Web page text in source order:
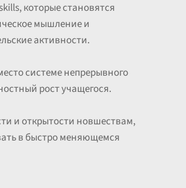
которые становятся
мышление и
активности.
системе непрерывного
рост учащегося.
и открытости новшествам,
в быстро меняющемся